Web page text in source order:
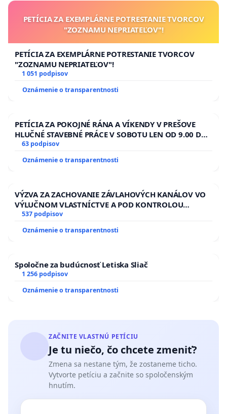
PETÍCIA ZA EXEMPLÁRNE POTRESTANIE TVORCOV
"ZOZNAMU NEPRIATEĽOV"!
PETÍCIA ZA EXEMPLÁRNE POTRESTANIE TVORCOV
"ZOZNAMU NEPRIATEĽOV"!
1 051 podpisov
Oznámenie o transparentnosti
PETÍCIA ZA POKOJNÉ RÁNA A VÍKENDY V PREŠOVE
HLUČNÉ STAVEBNÉ PRÁCE V SOBOTU LEN OD 9.00 DO
13.00 HOD., CEZ PRACOVNÝ TÝŽDEŇ CIEĽ 8.00 – 18.00
HOD. A PRAVIDELNÁ KONTROLA STAVBY C-AREA NA
ĎUMBIERSKEJ/MAGU
63 podpisov
Oznámenie o transparentnosti
VÝZVA ZA ZACHOVANIE ZÁVLAHOVÝCH KANÁLOV VO
VÝLUČNOM VLASTNÍCTVE A POD KONTROLOU
SLOVENSKEJ REPUBLIKY & žiadosť na riešenie
zanedbaného stavu závlahových a odvodňovacích
kanálov na Slovensku
537 podpisov
Oznámenie o transparentnosti
Spoločne za budúcnosť Letiska Sliač
1 256 podpisov
Oznámenie o transparentnosti
ZAČNITE VLASTNÚ PETÍCIU
Je tu niečo, čo chcete zmeniť?
Zmena sa nestane tým, že zostaneme ticho.
Vytvorte petíciu a začnite so spoločenským
hnutím.